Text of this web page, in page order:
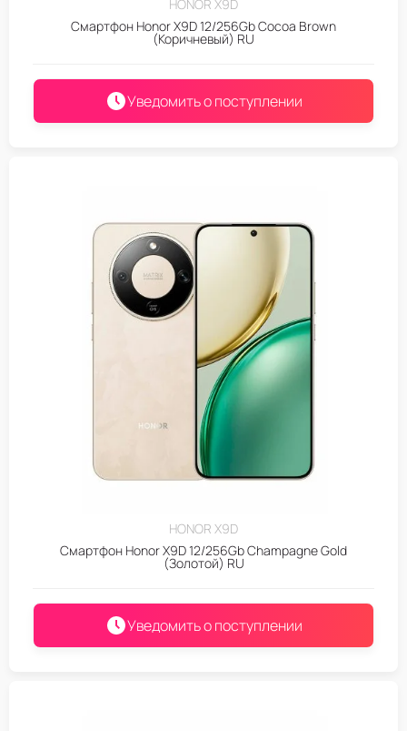
HONOR X9D
Смартфон Honor X9D 12/256Gb Cocoa Brown
(Коричневый) RU
Уведомить о поступлении
HONOR X9D
Смартфон Honor X9D 12/256Gb Champagne Gold
(Золотой) RU
Уведомить о поступлении